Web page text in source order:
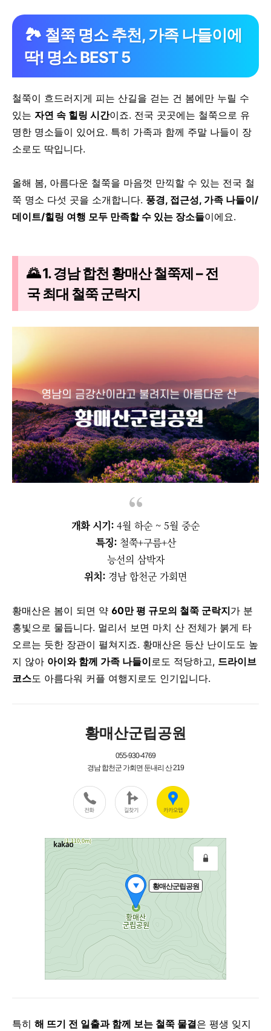
🏞️ 철쭉 명소 추천, 가족 나들이에
딱! 명소 BEST 5
철쭉이 흐드러지게 피는 산길을 걷는 건 봄에만 누릴 수
있는 자연 속 힐링 시간이죠. 전국 곳곳에는 철쭉으로 유
명한 명소들이 있어요. 특히 가족과 함께 주말 나들이 장
소로도 딱입니다.
올해 봄, 아름다운 철쭉을 마음껏 만끽할 수 있는 전국 철
쭉 명소 다섯 곳을 소개합니다. 풍경, 접근성, 가족 나들이/
데이트/힐링 여행 모두 만족할 수 있는 장소들이에요.
🌄 1. 경남 합천 황매산 철쭉제 – 전
국 최대 철쭉 군락지
개화 시기: 4월 하순 ~ 5월 중순
특징:철쭉+구름+산
능선의 삼박자
위치: 경남 합천군 가회면
황매산은 봄이 되면 약 60만 평 규모의 철쭉 군락지가 분
홍빛으로 물듭니다. 멀리서 보면 마치 산 전체가 붉게 타
오르는 듯한 장관이 펼쳐지죠. 황매산은 등산 난이도도 높
지 않아 아이와 함께 가족 나들이로도 적당하고, 드라이브
코스도 아름다워 커플 여행지로도 인기입니다.
특히 해 뜨기 전 일출과 함께 보는 철쭉 물결은 평생 잊지